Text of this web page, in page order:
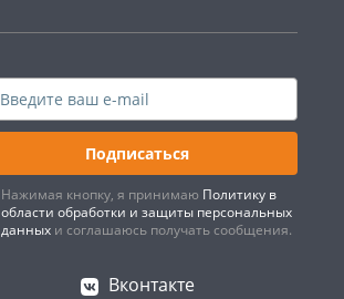
Подписаться
Нажимая кнопку, я принимаю Политику в
области обработки и защиты персональных
данных и соглашаюсь получать сообщения.
Вконтакте